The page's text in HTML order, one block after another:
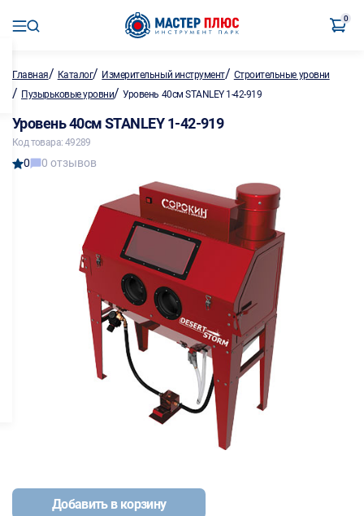
0
Главная/ Каталог/ Измерительный инструмент/ Строительные уровни
/ Пузырьковые уровни/Уровень 40см STANLEY 1-42-919
Уровень 40см STANLEY 1-42-919
Код товара: 49289
0 0 отзывов
Добавить в корзину